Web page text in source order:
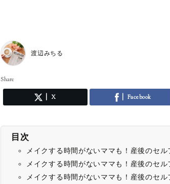
渡辺みちる
Share
X Facebook
目次
メイクする時間がないママも！産後のセ
メイクする時間がないママも！産後のセ
メイクする時間がないママも！産後のセ